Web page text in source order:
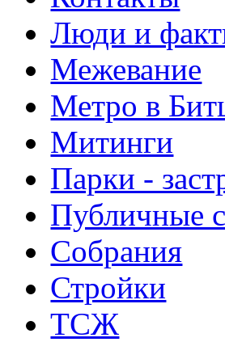
Люди и
Межевание
Метро в
Митинги
Парки -
Публичные
Собрания
Стройки
ТСЖ